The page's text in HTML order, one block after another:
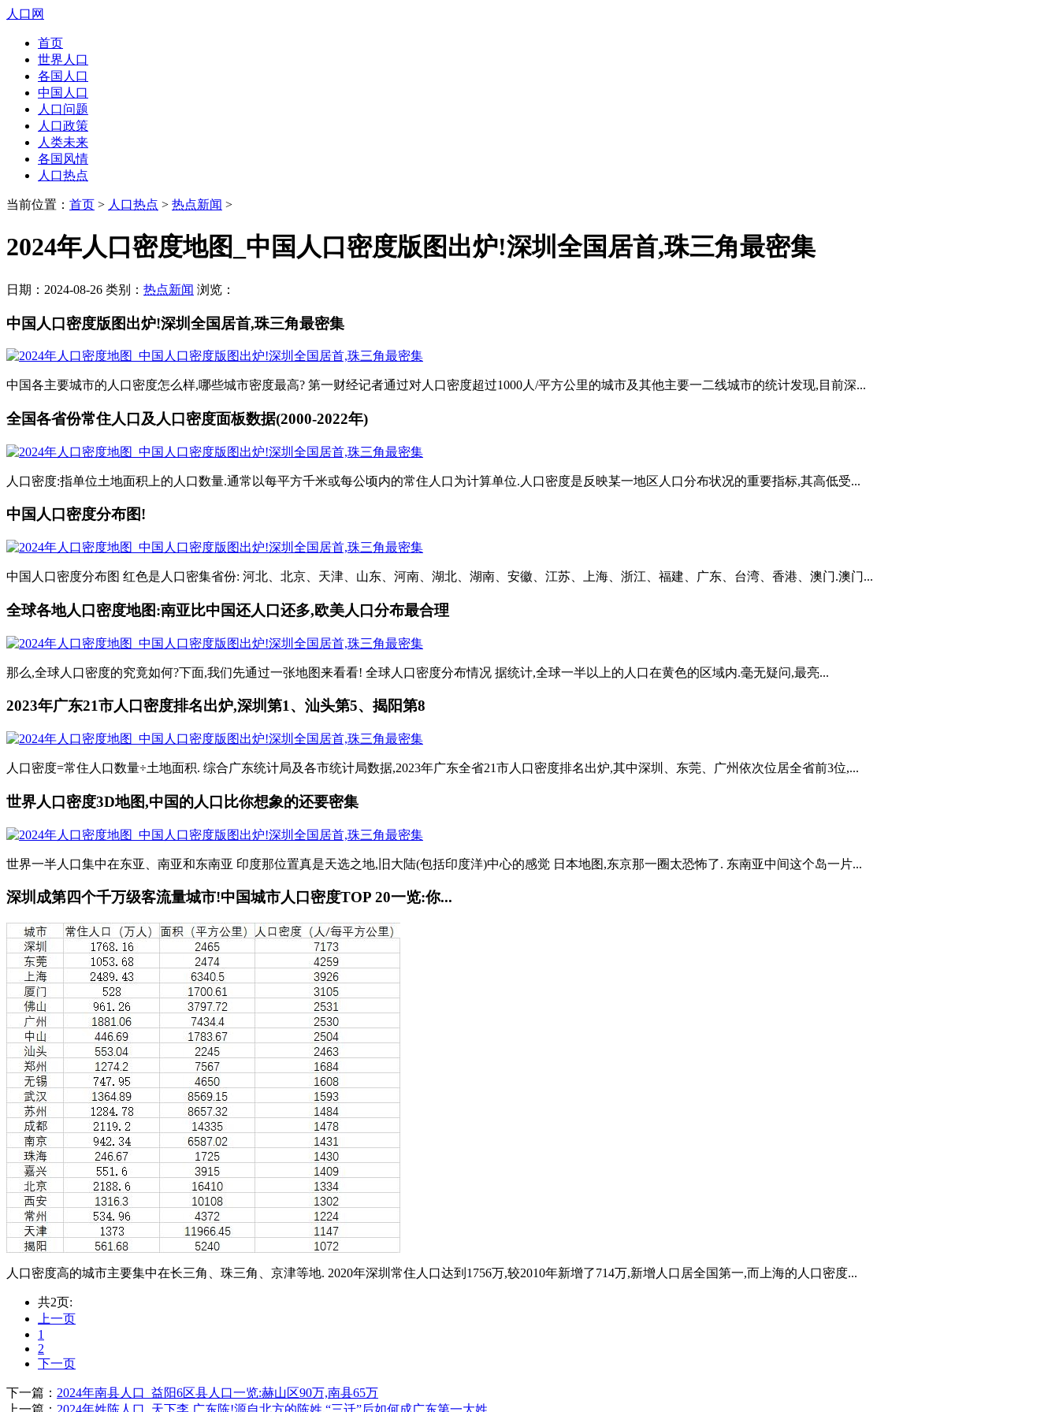
人口网
首页
世界人口
各国人口
中国人口
人口问题
人口政策
人类未来
各国风情
人口热点
当前位置： 首页 > 人口热点 > 热点新闻 >
2024年人口密度地图_中国人口密度版图出炉!深圳全国居首,珠三角最密集
日期：2024-08-26 类别： 热点新闻 浏览：
中国人口密度版图出炉!深圳全国居首,珠三角最密集
中国各主要城市的人口密度怎么样,哪些城市密度最高? 第一财经记者通过对人口密度超过1000人/平方公里的城市及其他主要一二线城市的统计发现,目前深...
全国各省份常住人口及人口密度面板数据(2000-2022年)
人口密度:指单位土地面积上的人口数量.通常以每平方千米或每公顷内的常住人口为计算单位.人口密度是反映某一地区人口分布状况的重要指标,其高低受...
中国人口密度分布图!
中国人口密度分布图 红色是人口密集省份: 河北、北京、天津、山东、河南、湖北、湖南、安徽、江苏、上海、浙江、福建、广东、台湾、香港、澳门.澳门...
全球各地人口密度地图:南亚比中国还人口还多,欧美人口分布最合理
那么,全球人口密度的究竟如何?下面,我们先通过一张地图来看看! 全球人口密度分布情况 据统计,全球一半以上的人口在黄色的区域内.毫无疑问,最亮...
2023年广东21市人口密度排名出炉,深圳第1、汕头第5、揭阳第8
人口密度=常住人口数量÷土地面积. 综合广东统计局及各市统计局数据,2023年广东全省21市人口密度排名出炉,其中深圳、东莞、广州依次位居全省前3位,...
世界人口密度3D地图,中国的人口比你想象的还要密集
世界一半人口集中在东亚、南亚和东南亚 印度那位置真是天选之地,旧大陆(包括印度洋)中心的感觉 日本地图,东京那一圈太恐怖了. 东南亚中间这个岛一片...
深圳成第四个千万级客流量城市!中国城市人口密度TOP 20一览:你...
人口密度高的城市主要集中在长三角、珠三角、京津等地. 2020年深圳常住人口达到1756万,较2010年新增了714万,新增人口居全国第一,而上海的人口密度...
共2页:
上一页
1
2
下一页
下一篇： 2024年南县人口_益阳6区县人口一览:赫山区90万,南县65万
上一篇： 2024年姓陈人口_天下李,广东陈!源自北方的陈姓,“三迁”后如何成广东第一大姓